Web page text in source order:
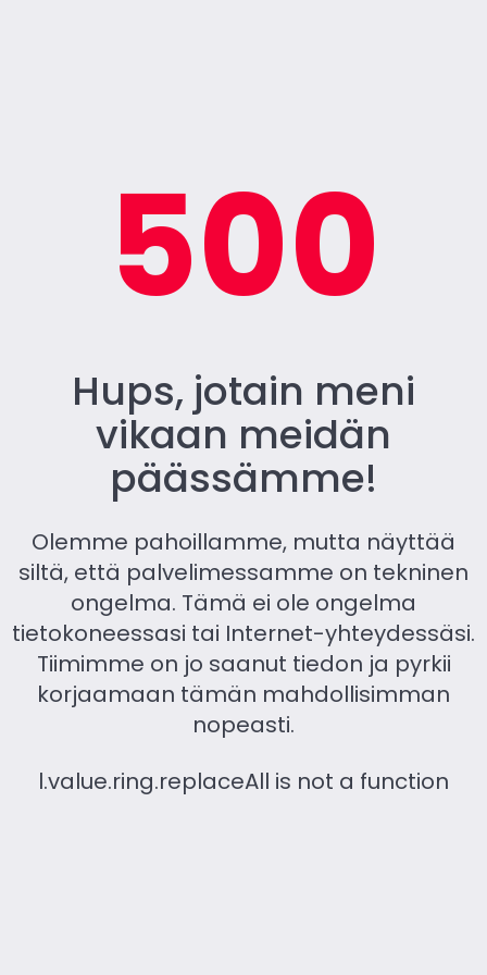
500
Hups, jotain meni
vikaan meidän
päässämme!
Olemme pahoillamme, mutta näyttää
siltä, ​​että palvelimessamme on tekninen
ongelma. Tämä ei ole ongelma
tietokoneessasi tai Internet-yhteydessäsi.
Tiimimme on jo saanut tiedon ja pyrkii
korjaamaan tämän mahdollisimman
nopeasti.
l.value.ring.replaceAll is not a function